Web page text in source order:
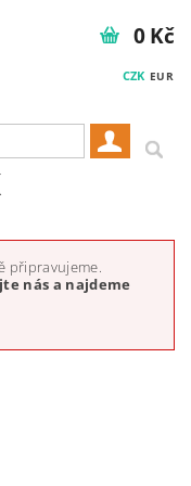
CZK EUR
0 Kč
připravujeme.
nás a najdeme